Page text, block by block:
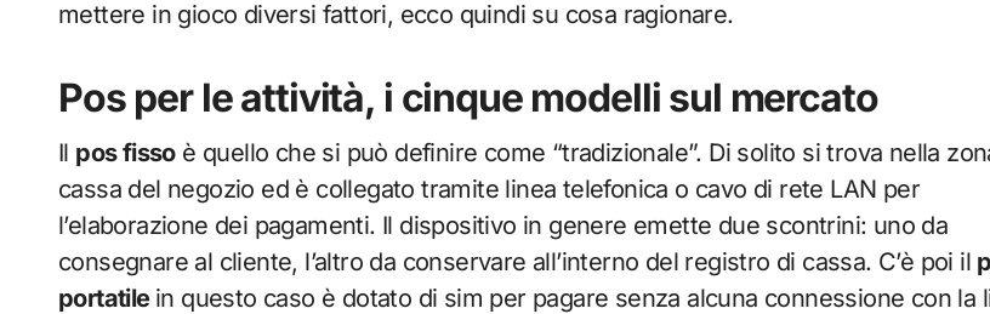
mettere in gioco diversi fattori, ecco quindi su cosa ragionare.
Pos per le attività, i cinque modelli sul mercato
Il pos fissoè quello che si può definire come “tradizionale”. Di solito si trova nella
cassa del negozio ed è collegato tramite linea telefonica o cavo di rete LAN per
l’elaborazione dei pagamenti. Il dispositivo in genere emette due scontrini: uno da
consegnare al cliente, l’altro da conservare all’interno del registro di cassa. C’è poi il
portatile in questo caso è dotato di sim per pagare senza alcuna connessione con la